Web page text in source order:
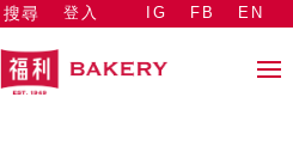
搜尋 登入 IG FB EN